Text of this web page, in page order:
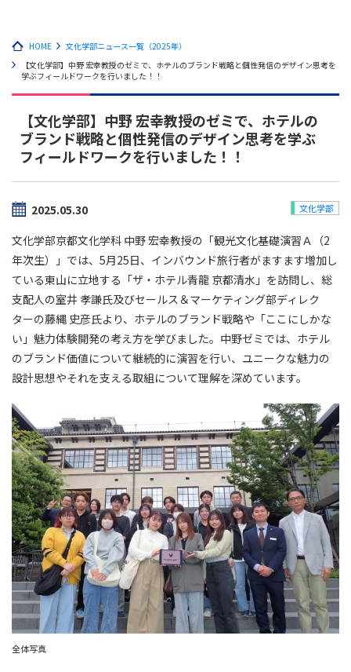
HOME
文化学部ニュース一覧（2025年）
【文化学部】中野 宏幸教授のゼミで、ホテルのブランド戦略と個性発信のデザイン思考を
学ぶフィールドワークを行いました！！
【文化学部】中野 宏幸教授のゼミで、ホテルの
ブランド戦略と個性発信のデザイン思考を学ぶ
フィールドワークを行いました！！
2025.05.30 文化学部
文化学部京都文化学科 中野 宏幸教授の「観光文化基礎演習Ａ（2
年次生）」では、5月25日、インバウンド旅行者がますます増加し
ている東山に立地する「ザ・ホテル青龍 京都清水」を訪問し、総
支配人の室井 孝謙氏及びセールス＆マーケティング部ディレク
ターの藤縄 史彦氏より、ホテルのブランド戦略や「ここにしかな
い」魅力体験開発の考え方を学びました。中野ゼミでは、ホテル
のブランド価値について継続的に演習を行い、ユニークな魅力の
設計思想やそれを支える取組について理解を深めています。
全体写真